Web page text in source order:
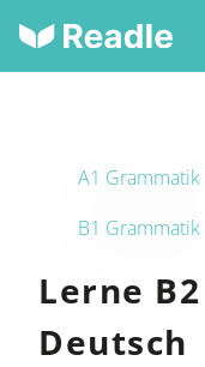
A1 Grammatik
B1 Grammatik
Lerne
Deutsch